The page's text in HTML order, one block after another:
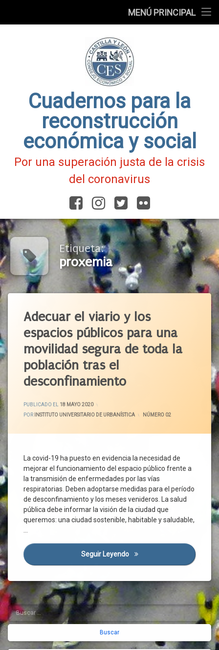
MENÚ PRINCIPAL
Cuadernos para la
reconstrucción
económica y social
Por una superación justa de la crisis
del coronavirus
FacebookInstagram
TwitterFlickr
Etiqueta:
proxemia
Adecuar el viario y los
espacios públicos para una
movilidad segura de toda la
población tras el
desconfinamiento
PUBLICADO EL 18 MAYO 2020
POR INSTITUTO UNIVERSITARIO DE URBANÍSTICA CATEGORÍAS:
NÚMERO 02
La covid-19 ha puesto en evidencia la necesidad de
mejorar el funcionamiento del espacio público frente a
la transmisión de enfermedades por las vías
respiratorias. Deben adoptarse medidas para el período
de desconfinamiento y los meses venideros. La salud
pública debe informar la visión de la ciudad que
queremos: una ciudad sostenible, habitable y saludable,
Seguir Leyendo Adecuar El Viario Y Los
Aceras
Automóvil
Ayuntamiento
Bicicleta
Calles
Campaña
Circulación
19
Desconfinamiento
Desinfección
Distancia
Interpersonal
Economía
Enfermedad
Entorno
Comunitario
Entorno
Espacio
Espacio
Urbano
Barra
lateral
derecha
Buscar: